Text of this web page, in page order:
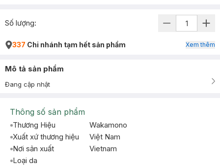
Số lượng:
337 Chi nhánh tạm hết sản phẩm Xem thêm
Mô tả sản phẩm
Đang cập nhật
Thông số sản phẩm
Thương Hiệu
Wakamono
Xuất xứ thương hiệu
Việt Nam
Nơi sản xuất
Vietnam
Loại da